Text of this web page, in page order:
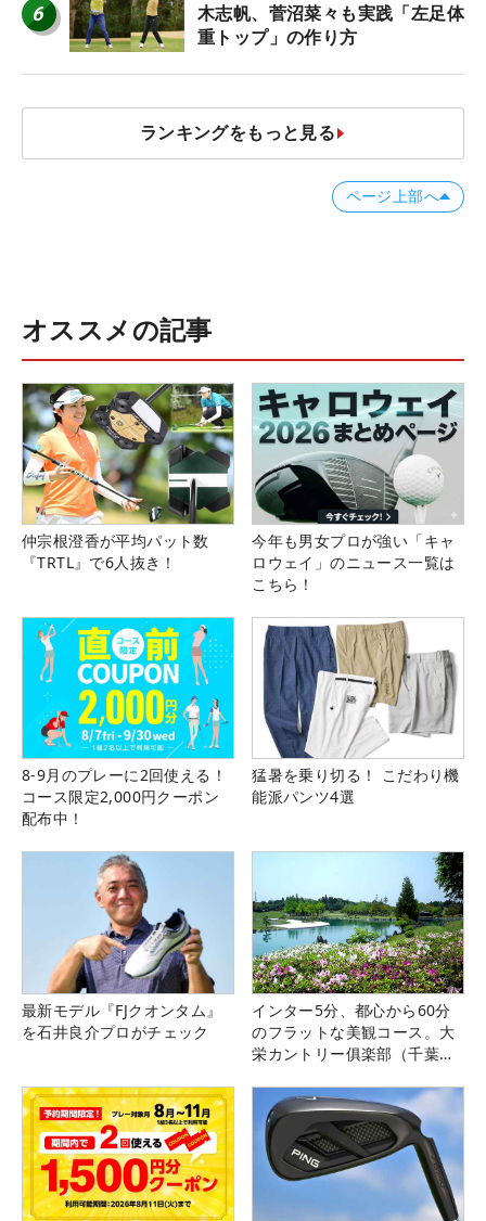
6
木志帆、菅沼菜々も実践「左足体
重トップ」の作り方
ランキングをもっと見る
ページ上部へ
オススメの記事
仲宗根澄香が平均パット数
『TRTL』で6人抜き！
今年も男女プロが強い「キャ
ロウェイ」のニュース一覧は
こちら！
8-9月のプレーに2回使える！
コース限定2,000円クーポン
配布中！
猛暑を乗り切る！ こだわり機
能派パンツ4選
最新モデル『FJクオンタム』
を石井良介プロがチェック
インター5分、都心から60分
のフラットな美観コース。大
栄カントリー俱楽部（千葉